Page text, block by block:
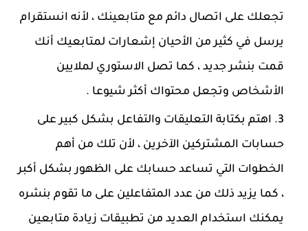
تجعلك على اتصال دائم مع متابعينك ، لأنه انستقرام
يرسل في كثير من الأحيان إشعارات لمتابعيك أنك
قمت بنشر جديد ، كما تصل الاستوري لملايين
الأشخاص وتجعل محتواك أكثر شيوعا .
اهتم بكتابة التعليقات والتفاعل بشكل كبير على
حسابات المشتركين الآخرين ، لأن تلك من أهم
الخطوات التي تساعد حسابك على الظهور بشكل أكبر
، كما يزيد ذلك من عدد المتفاعلين على ما تقوم بنشره
يمكنك استخدام العديد من تطبيقات زيادة متابعين